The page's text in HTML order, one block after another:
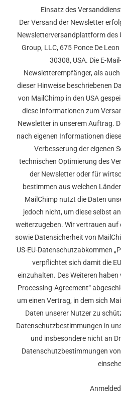
Einsatz des
Der Versand der Newsletter
Newsletterversandplattform des
Group, LLC, 675 Ponce De
30308, USA. Die E-
Newsletterempfänger, als
dieser Hinweise beschriebenen
von MailChimp in den USA
diese Informationen zum
Newsletter in unserem Auftrag.
nach eigenen Informationen
Verbesserung der eigenen
technischen Optimierung des
der Newsletter oder für
bestimmen aus welchen
MailChimp nutzt die Daten
jedoch nicht, um diese selbst
weiterzugeben. Wir vertrauen auf
sowie Datensicherheit von
US-EU-Datenschutzabkommen
verpflichtet sich damit die
einzuhalten. Des Weiteren
Processing-Agreement“
um einen Vertrag, in dem sich
Daten unserer Nutzer zu
Datenschutzbestimmungen in
und insbesondere nicht an
Datenschutzbestimmungen